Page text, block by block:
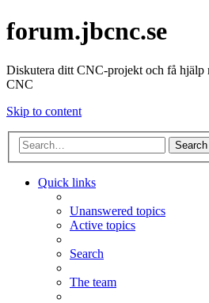
forum.jbcnc.se
Diskutera ditt CNC-projekt och få hjälp
CNC
Skip to content
Search
Quick links
Unanswered topics
Active topics
Search
The team